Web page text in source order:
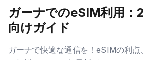
ガーナでのeSIM利用：
向けガイド
ガーナで快適な通信を！eSIMの利